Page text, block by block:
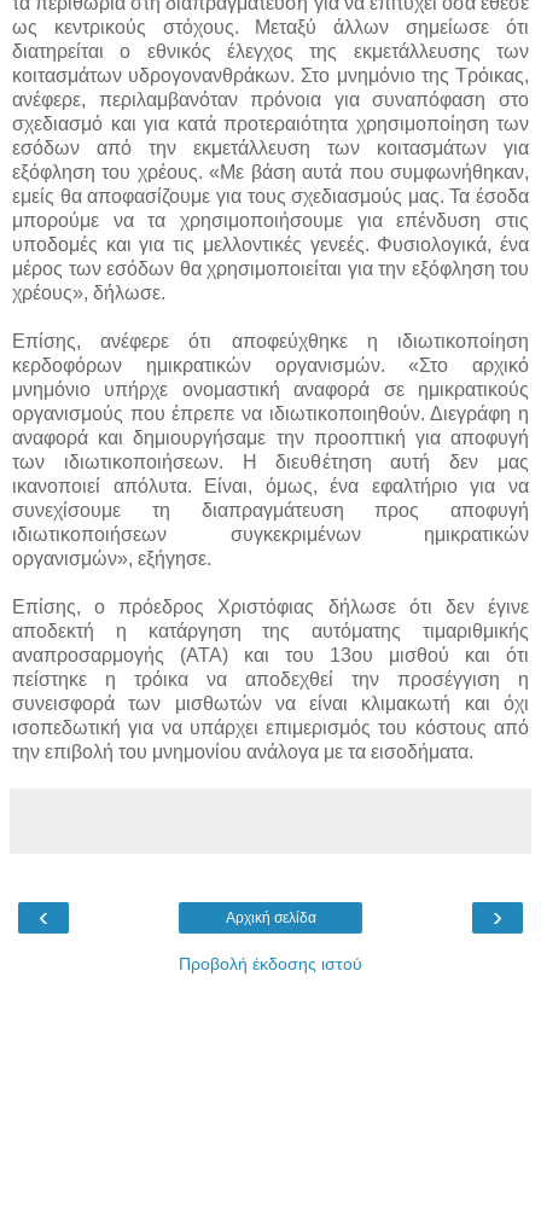
ως κεντρικούς στόχους. Μεταξύ άλλων σημείωσε ότι
διατηρείται ο εθνικός έλεγχος της εκμετάλλευσης των
κοιτασμάτων υδρογονανθράκων. Στο μνημόνιο της Τρόικας,
ανέφερε, περιλαμβανόταν πρόνοια για συναπόφαση στο
σχεδιασμό και για κατά προτεραιότητα χρησιμοποίηση των
εσόδων από την εκμετάλλευση των κοιτασμάτων για
εξόφληση του χρέους. «Με βάση αυτά που συμφωνήθηκαν,
εμείς θα αποφασίζουμε για τους σχεδιασμούς μας. Τα έσοδα
μπορούμε να τα χρησιμοποιήσουμε για επένδυση στις
υποδομές και για τις μελλοντικές γενεές. Φυσιολογικά, ένα
μέρος των εσόδων θα χρησιμοποιείται για την εξόφληση του
χρέους», δήλωσε.
Επίσης, ανέφερε ότι αποφεύχθηκε η ιδιωτικοποίηση
κερδοφόρων ημικρατικών οργανισμών. «Στο αρχικό
μνημόνιο υπήρχε ονομαστική αναφορά σε ημικρατικούς
οργανισμούς που έπρεπε να ιδιωτικοποιηθούν. Διεγράφη η
αναφορά και δημιουργήσαμε την προοπτική για αποφυγή
των ιδιωτικοποιήσεων. Η διευθέτηση αυτή δεν μας
ικανοποιεί απόλυτα. Είναι, όμως, ένα εφαλτήριο για να
συνεχίσουμε τη διαπραγμάτευση προς αποφυγή
ιδιωτικοποιήσεων συγκεκριμένων ημικρατικών
οργανισμών», εξήγησε.
Επίσης, ο πρόεδρος Χριστόφιας δήλωσε ότι δεν έγινε
αποδεκτή η κατάργηση της αυτόματης τιμαριθμικής
αναπροσαρμογής (ΑΤΑ) και του 13ου μισθού και ότι
πείστηκε η τρόικα να αποδεχθεί την προσέγγιση η
συνεισφορά των μισθωτών να είναι κλιμακωτή και όχι
ισοπεδωτική για να υπάρχει επιμερισμός του κόστους από
την επιβολή του μνημονίου ανάλογα με τα εισοδήματα.
‹ ›
Αρχική σελίδα
Προβολή έκδοσης ιστού